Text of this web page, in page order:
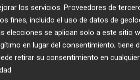
los grupos de investigación
infraestructuras y equipamiento
los países en los que se
Sebastián también ha
los servicios. Proveedores de
fines, incluido el uso de datos de
elecciones se aplican solo a este sitio
en lugar del consentimiento; tiene
retirar su consentimiento en